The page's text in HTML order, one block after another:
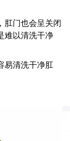
肛门也会呈关闭
难以清洗干净
易清洗干净肛